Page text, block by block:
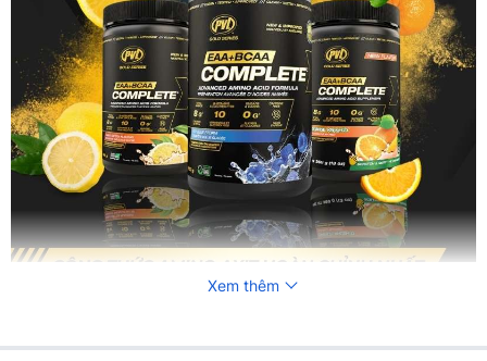
Xem thêm